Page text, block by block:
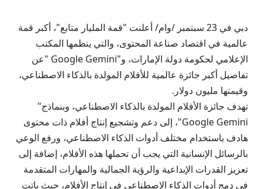
دبي في 23 سبتمبر /وام/ أعلنت "قمة المليار متابع"، أكبر قمة
عالمية في اقتصاد صناعة المحتوى، والتي ينظمها المكتب
الإعلامي لحكومة دولة الإمارات، و"Google Gemini "عن
تفاصيل أكبر جائزة عالمية للأفلام المولدة بالذكاء الاصطناعي،
وقيمتها مليون دولار.
تهدف جائزة الأفلام المولدة بالذكاء الاصطناعي، وبنماذج"
Google Gemini"، إلى دعم وتشجيع إنتاج أفلام ذات محتوى
هادف باستخدام مختلف أدوات الذكاء الاصطناعي، ورفع الوعي
بالرسائل الإنسانية التي يجب أن تحملها هذه الأفلام، إضافة إلى
تعزيز القدرات الإبداعية والرؤية الجمالية والمهارات المتقدمة
في دمج أدوات الذكاء الاصطناعي في إنتاج الأفلام، حيث باتت